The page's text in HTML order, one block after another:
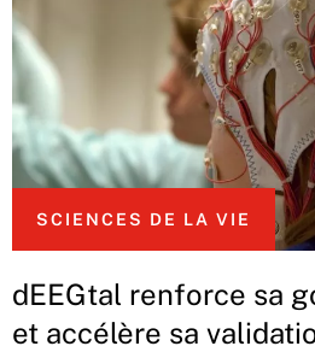
SCIENCES DE LA VIE
dEEGtal renforce sa
et accélère sa